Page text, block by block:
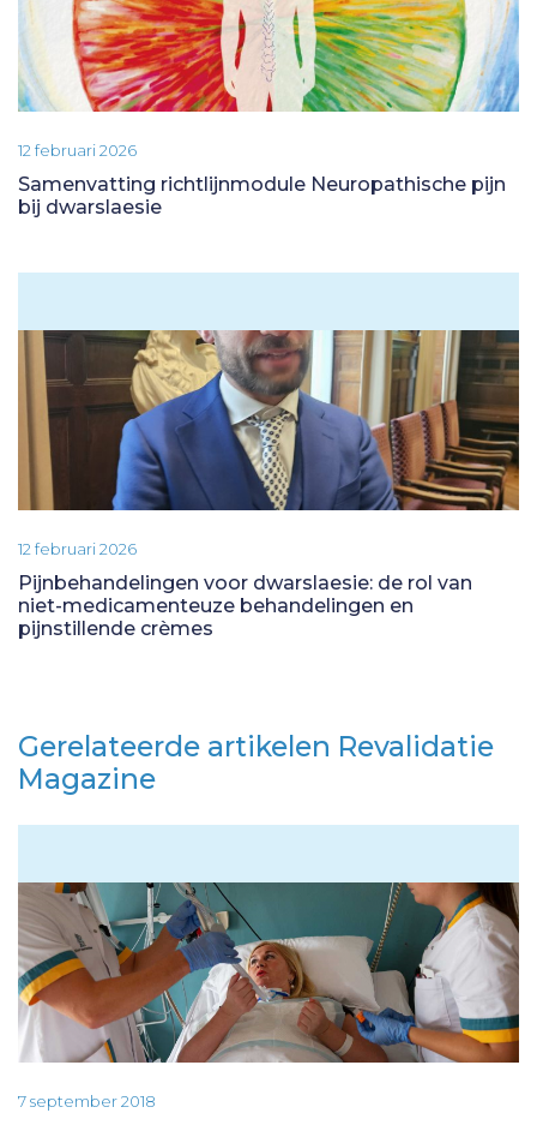
12 februari 2026
Samenvatting richtlijnmodule Neuropathische pijn
bij dwarslaesie
12 februari 2026
Pijnbehandelingen voor dwarslaesie: de rol van
niet-medicamenteuze behandelingen en
pijnstillende crèmes
Gerelateerde artikelen Revalidatie
Magazine
7 september 2018